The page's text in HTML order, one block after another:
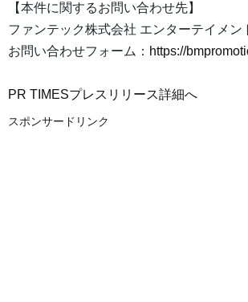
【本件に関するお問い合わせ先】
ファンテック株式会社 エンターテイメン
お問い合わせフォーム： https://
PR TIMESプレスリリース詳細へ
スポンサードリンク